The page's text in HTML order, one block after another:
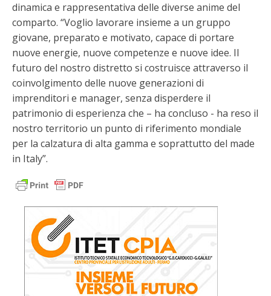
dinamica e rappresentativa delle diverse anime del
comparto. “Voglio lavorare insieme a un gruppo
giovane, preparato e motivato, capace di portare
nuove energie, nuove competenze e nuove idee. Il
futuro del nostro distretto si costruisce attraverso il
coinvolgimento delle nuove generazioni di
imprenditori e manager, senza disperdere il
patrimonio di esperienza che – ha concluso - ha reso il
nostro territorio un punto di riferimento mondiale
per la calzatura di alta gamma e soprattutto del made
in Italy”.